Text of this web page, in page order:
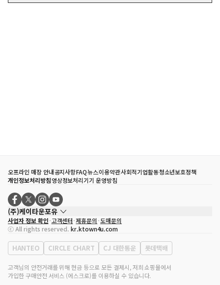
오프라인 매장 안내공지사항FAQ뉴스이용약관사회적기업활동청소년보호정책
개인정보처리방침영상정보처리기기 운영방침
(주)케이타운포유
대표자
송효민
사업자등록번호
120-87-71116
통신판매업 신고번호 제2011-서울강남-02223
대표전화
02-552-9855
사업자 정보 확인 고객센터 제휴문의 도매문의
ⓒ All rights reserved. kr.ktown4u.com
HANTEO CIRCLE CHART CJ 대한통운 롯데택배
고객님의 안전거래를 위해 현금 등으로 모든 결제시, 저희 쇼핑몰에서
가입한 구매안전 서비스 (에스크로)를 이용하실 수 있습니다.